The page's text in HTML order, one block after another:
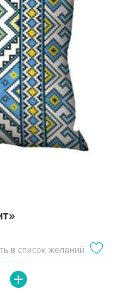
в список желаний